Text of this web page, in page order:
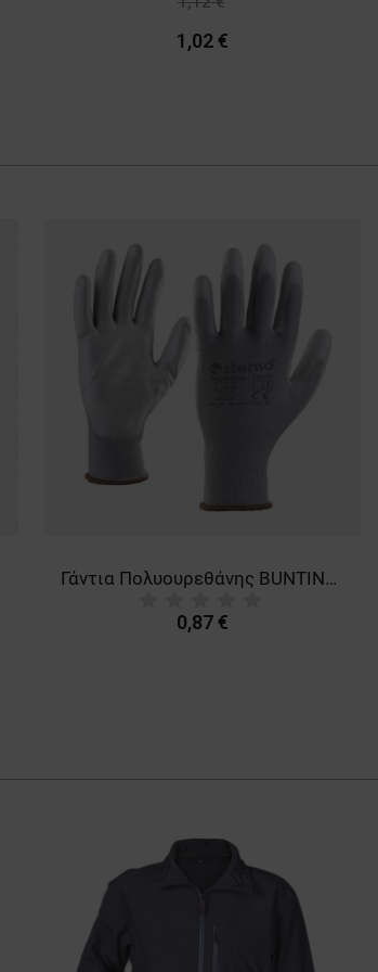
1,02 €
Γάντια Πολυουρεθάνης BUNTING GREY
0,87 €